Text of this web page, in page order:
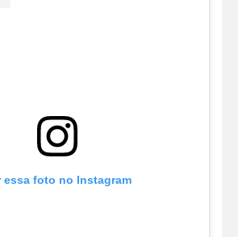
essa foto no Instagram